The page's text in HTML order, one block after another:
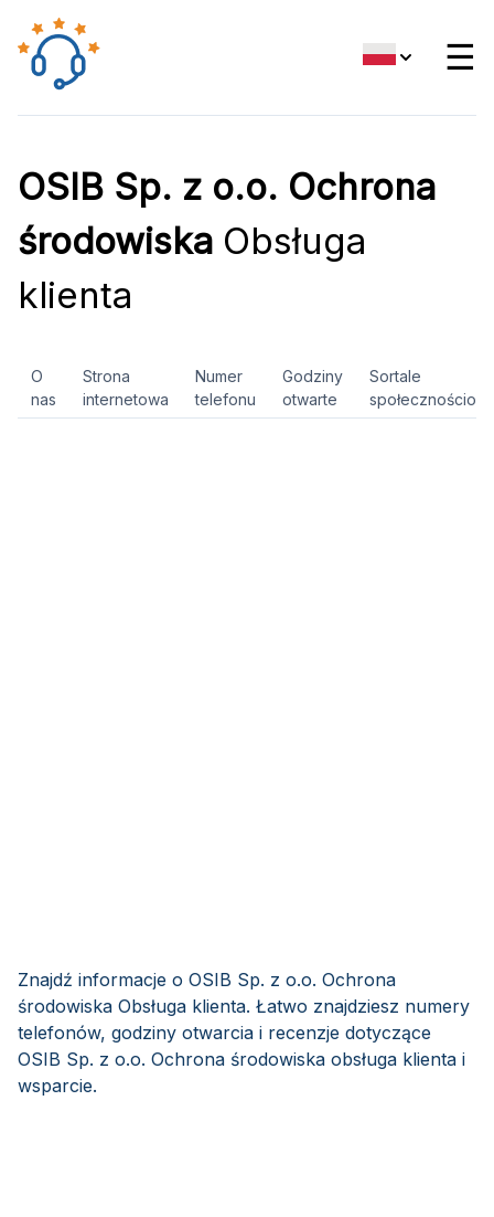
☰
OSIB Sp. z o.o. Ochrona
środowiska Obsługa
klienta
O
nas
Strona
internetowa
Numer
telefonu
Godziny
otwarte
Sortale
Znajdź informacje o OSIB Sp. z o.o. Ochrona
środowiska Obsługa klienta. Łatwo znajdziesz numery
telefonów, godziny otwarcia i recenzje dotyczące
OSIB Sp. z o.o. Ochrona środowiska obsługa klienta i
wsparcie.